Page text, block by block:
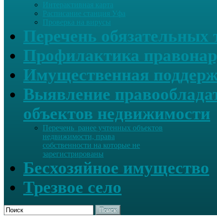
Интерактивная карта
Расписание станция Уфа
Проверка на вирусы
Перечень обязательных
Профилактика
Имущественная
Выявление
объектов недвижимости
Перечень ранее учтенных объектов
недвижимости, права
собственности на которые не
зарегистрированы
Бесхозяйное имущество
Трезвое село
Поиск